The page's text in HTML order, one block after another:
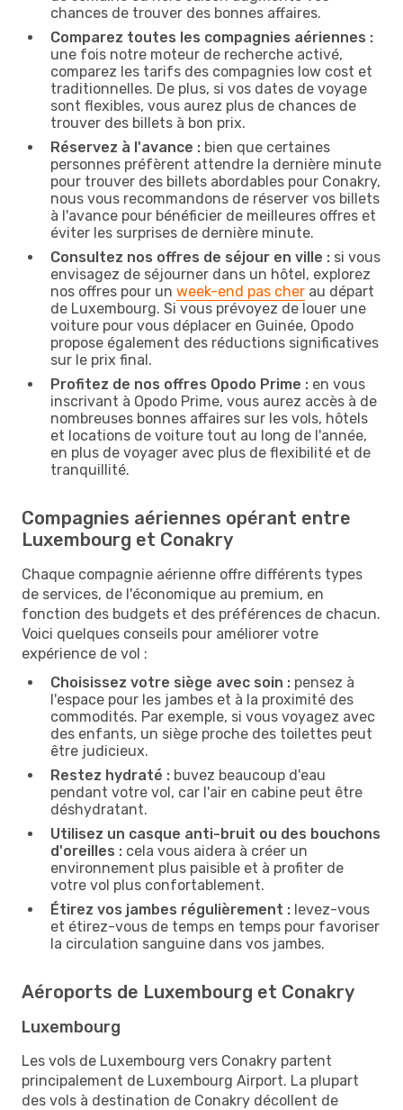
chances de trouver des bonnes affaires.
Comparez toutes les compagnies aériennes :
une fois notre moteur de recherche activé,
comparez les tarifs des compagnies low cost et
traditionnelles. De plus, si vos dates de voyage
sont flexibles, vous aurez plus de chances de
trouver des billets à bon prix.
Réservez à l'avance : bien que certaines
personnes préfèrent attendre la dernière minute
pour trouver des billets abordables pour Conakry,
nous vous recommandons de réserver vos billets
à l'avance pour bénéficier de meilleures offres et
éviter les surprises de dernière minute.
Consultez nos offres de séjour en ville : si vous
envisagez de séjourner dans un hôtel, explorez
nos offres pour un week-end pas cher au départ
de Luxembourg. Si vous prévoyez de louer une
voiture pour vous déplacer en Guinée, Opodo
propose également des réductions significatives
sur le prix final.
Profitez de nos offres Opodo Prime : en vous
inscrivant à Opodo Prime, vous aurez accès à de
nombreuses bonnes affaires sur les vols, hôtels
et locations de voiture tout au long de l'année,
en plus de voyager avec plus de flexibilité et de
tranquillité.
Compagnies aériennes opérant entre
Luxembourg et Conakry
Chaque compagnie aérienne offre différents types
de services, de l'économique au premium, en
fonction des budgets et des préférences de chacun.
Voici quelques conseils pour améliorer votre
expérience de vol :
Choisissez votre siège avec soin : pensez à
l'espace pour les jambes et à la proximité des
commodités. Par exemple, si vous voyagez avec
des enfants, un siège proche des toilettes peut
être judicieux.
Restez hydraté : buvez beaucoup d'eau
pendant votre vol, car l'air en cabine peut être
déshydratant.
Utilisez un casque anti-bruit ou des bouchons
d'oreilles : cela vous aidera à créer un
environnement plus paisible et à profiter de
votre vol plus confortablement.
Étirez vos jambes régulièrement : levez-vous
et étirez-vous de temps en temps pour favoriser
la circulation sanguine dans vos jambes.
Aéroports de Luxembourg et Conakry
Luxembourg
Les vols de Luxembourg vers Conakry partent
principalement de Luxembourg Airport. La plupart
des vols à destination de Conakry décollent de